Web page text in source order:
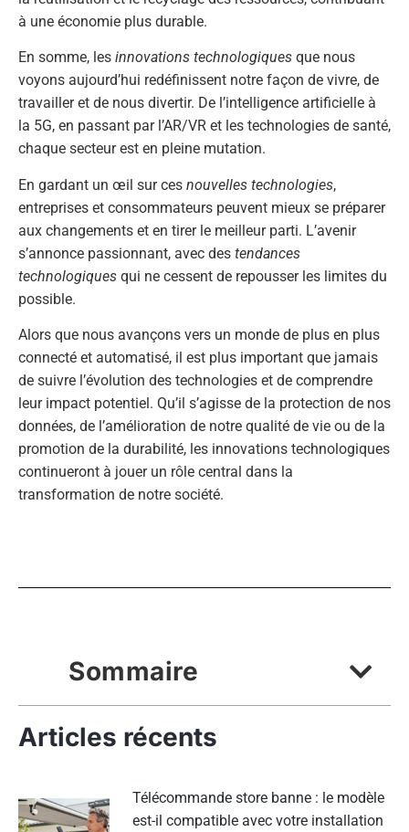
à une économie plus durable.
En somme, les innovations technologiques que nous
voyons aujourd’hui redéfinissent notre façon de vivre, de
travailler et de nous divertir. De l’intelligence artificielle à
la 5G, en passant par l’AR/VR et les technologies de santé,
chaque secteur est en pleine mutation.
En gardant un œil sur ces nouvelles technologies,
entreprises et consommateurs peuvent mieux se préparer
aux changements et en tirer le meilleur parti. L’avenir
s’annonce passionnant, avec des tendances
technologiques qui ne cessent de repousser les limites du
possible.
Alors que nous avançons vers un monde de plus en plus
connecté et automatisé, il est plus important que jamais
de suivre l’évolution des technologies et de comprendre
leur impact potentiel. Qu’il s’agisse de la protection de nos
données, de l’amélioration de notre qualité de vie ou de la
promotion de la durabilité, les innovations technologiques
continueront à jouer un rôle central dans la
transformation de notre société.
Sommaire
Articles récents
Télécommande store banne : le modèle
est-il compatible avec votre installation